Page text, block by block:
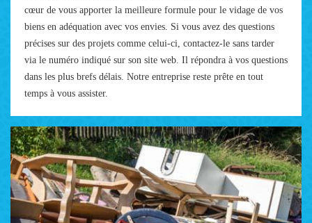
cœur de vous apporter la meilleure formule pour le vidage de vos
biens en adéquation avec vos envies. Si vous avez des questions
précises sur des projets comme celui-ci, contactez-le sans tarder
via le numéro indiqué sur son site web. Il répondra à vos questions
dans les plus brefs délais. Notre entreprise reste prête en tout
temps à vous assister.